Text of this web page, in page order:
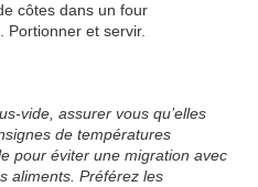
côtes dans un four
. Portionner et servir.
vide, assurer vous qu’elles
de températures
pour éviter une migration avec
aliments. Préférez les